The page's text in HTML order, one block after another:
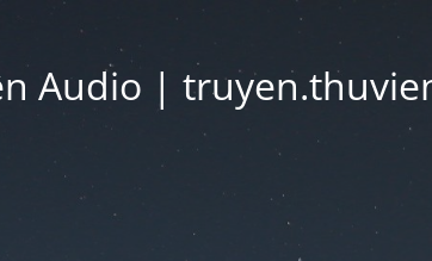
Audio |